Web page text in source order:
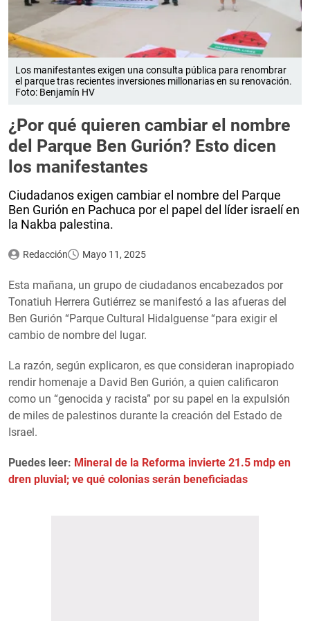
Los manifestantes exigen una consulta pública para renombrar
el parque tras recientes inversiones millonarias en su renovación.
Foto: Benjamín HV
¿Por qué quieren cambiar el nombre
del Parque Ben Gurión? Esto dicen
los manifestantes
Ciudadanos exigen cambiar el nombre del Parque
Ben Gurión en Pachuca por el papel del líder israelí en
la Nakba palestina.
Redacción Mayo 11, 2025
Esta mañana, un grupo de ciudadanos encabezados por
Tonatiuh Herrera Gutiérrez se manifestó a las afueras del
Ben Gurión “Parque Cultural Hidalguense “para exigir el
cambio de nombre del lugar.
La razón, según explicaron, es que consideran inapropiado
rendir homenaje a David Ben Gurión, a quien calificaron
como un “genocida y racista” por su papel en la expulsión
de miles de palestinos durante la creación del Estado de
Israel.
Puedes leer: Mineral de la Reforma invierte 21.5 mdp en
dren pluvial; ve qué colonias serán beneficiadas